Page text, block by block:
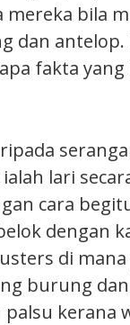
mereka bila
dan antelop.
fakta
lari
cara
dengan
di
burung
kerana